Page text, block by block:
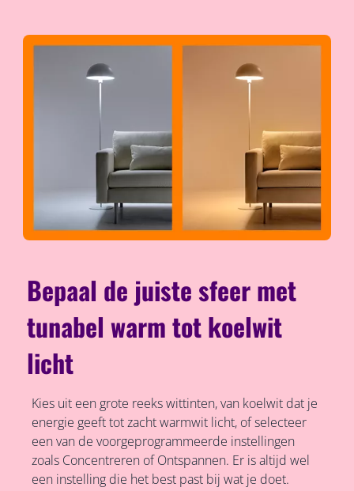
Bepaal de juiste sfeer met
tunabel warm tot koelwit
licht
Kies uit een grote reeks wittinten, van koelwit dat je
energie geeft tot zacht warmwit licht, of selecteer
een van de voorgeprogrammeerde instellingen
zoals Concentreren of Ontspannen. Er is altijd wel
een instelling die het best past bij wat je doet.